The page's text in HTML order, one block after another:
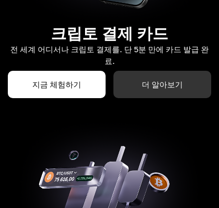
크립토 결제 카드
전 세계 어디서나 크립토 결제를. 단 5분 만에 카드 발급 완
료.
지금 체험하기 더 알아보기